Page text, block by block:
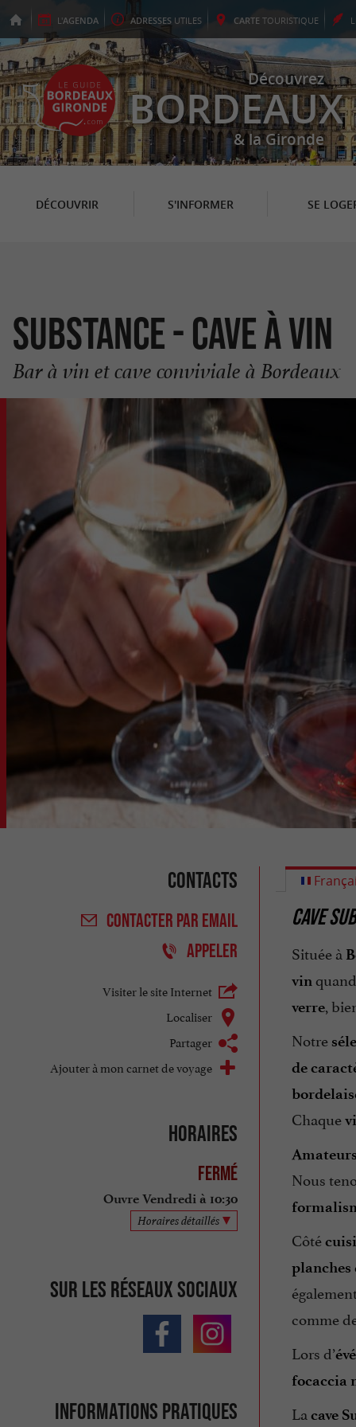
L'AGENDA ADRESSES UTILES CARTE TOURISTIQUE
Découvrez
BORDEAUX
& la Gironde
DÉCOUVRIR S'INFORMER SE
Substance - Cave à vin
Bar à vin et cave conviviale à Bordeaux
Contacts
CONTACTER PAR EMAIL
APPELER
Visiter le site Internet
Localiser
Partager
Ajouter à mon carnet de voyage
Horaires
Fermé
Ouvre Vendredi à 10:30
Horaires détaillés
Sur les réseaux sociaux
Informations pratiques
CAVE
Située à
vin
verre,
Notre
de
Chaque
Nous
Côté
planches
comme
Lors d’
focaccia
La cave